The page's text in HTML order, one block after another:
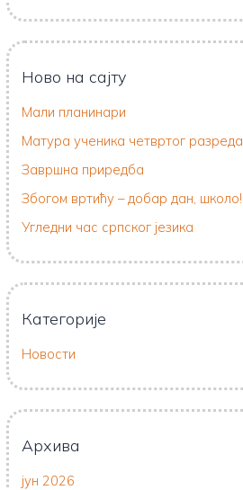
Ново на сајту
Мали планинари
Матура ученика четвртог разреда
Завршна приредба
Збогом вртићу – добар дан, школо!
Угледни час српског језика
Категорије
Новости
Архива
јун 2026